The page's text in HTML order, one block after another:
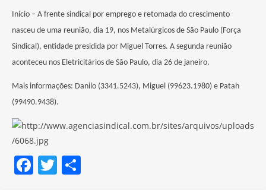
Início – A frente sindical por emprego e retomada do crescimento
nasceu de uma reunião, dia 19, nos Metalúrgicos de São Paulo (Força
Sindical), entidade presidida por Miguel Torres. A segunda reunião
aconteceu nos Eletricitários de São Paulo, dia 26 de janeiro.
Mais informações: Danilo (3341.5243), Miguel (99623.1980) e Patah
(99490.9438).
F T